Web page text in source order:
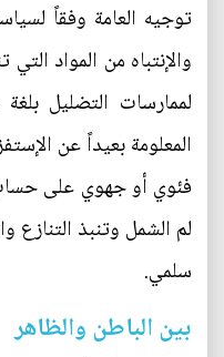
توجيه العامة وفقاً
والإنتباه من المواد
لممارسات التضليل
المعلومة بعيداً عن
فئوي أو جهوي على حساب
لم الشمل وتنبذ
سلمي.
بين الباطن والظاهر